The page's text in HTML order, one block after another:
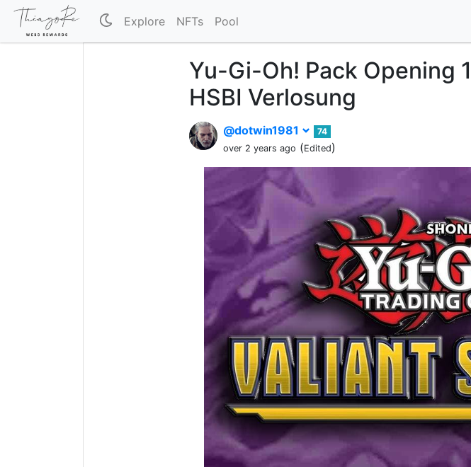
Explore NFTs Pool
Yu-Gi-Oh! Pack Opening
HSBI Verlosung
@dotwin1981
74
over 2 years ago (Edited)